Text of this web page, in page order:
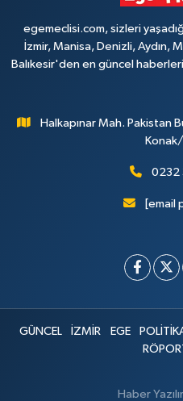
egemeclisi.com, sizleri
İzmir, Manisa, Denizli, Aydın,
Balıkesir'den en güncel
Halkapınar Mah. Pakistan
0232
[email
GÜNCEL İZMİR EGE
Haber